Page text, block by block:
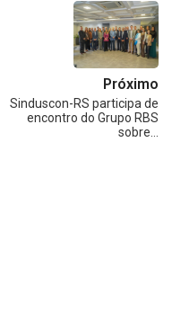
Próximo
Sinduscon-RS participa de
encontro do Grupo RBS
sobre…